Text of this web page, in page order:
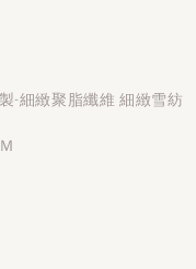
-細緻聚脂纖維 細緻雪紡